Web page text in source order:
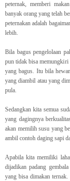
peternak, memberi
banyak orang yang telah
peternakan adalah
lebih.
Bila bagus pengelolaan
pun tidak bisa memungkiri
yang bagus. Itu bila
yang diambil atau yang
pula.
Sedangkan kita semua
yang dagingnya
akan memilih susu yang
ambil contoh daging sapi
Apabila kita memiliki
dijadikan padang
yang bisa dimakan